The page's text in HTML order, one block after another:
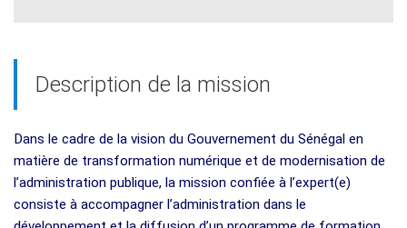
Description de la mission
Dans le cadre de la vision du Gouvernement du Sénégal en
matière de transformation numérique et de modernisation de
l’administration publique, la mission confiée à l’expert(e)
consiste à accompagner l’administration dans le